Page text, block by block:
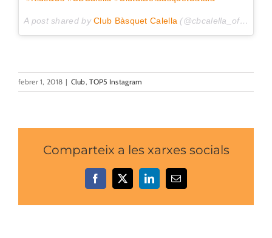
A post shared byClub Bàsquet Calella (@cbcalella_oficial) on
febrer 1, 2018 | Club,TOP5 Instagram
Comparteix a les xarxes socials
Facebook
X LinkedInEmail: